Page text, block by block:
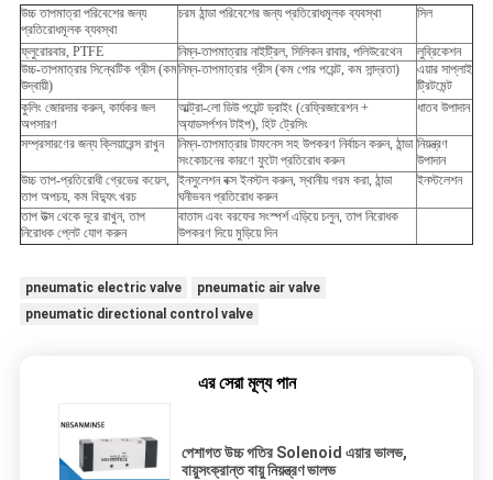
উচ্চ তাপমাত্রা পরিবেশের জন্য
প্রতিরোধমূলক ব্যবস্থা
চরম ঠান্ডা পরিবেশের জন্য প্রতিরোধমূলক ব্যবস্থা সিল
ফ্লুরোরবার, PTFE নিম্ন-তাপমাত্রার নাইট্রিল, সিলিকন রাবার, পলিউরেথেন
লুব্রিকেশন
উচ্চ-তাপমাত্রার সিন্থেটিক গ্রীস (কম
উদ্বায়ী)
নিম্ন-তাপমাত্রার গ্রীস (কম পোর পয়েন্ট, কম সান্দ্রতা)
এয়ার সাপ্লাই
ট্রিটমেন্ট
কুলিং জোরদার করুন, কার্যকর জল
অপসারণ
আল্ট্রা-লো ডিউ পয়েন্ট ড্রাইং (রেফ্রিজারেশন +
অ্যাডসর্পশন টাইপ), হিট ট্রেসিং
ধাতব উপাদান
সম্প্রসারণের জন্য ক্লিয়ারেন্স রাখুন
নিম্ন-তাপমাত্রার টাফনেস সহ উপকরণ নির্বাচন করুন, ঠান্ডা
সংকোচনের কারণে ফুটো প্রতিরোধ করুন
নিয়ন্ত্রণ
উপাদান
উচ্চ তাপ-প্রতিরোধী গ্রেডের কয়েল,
তাপ অপচয়, কম বিদ্যুৎ খরচ
ইনসুলেশন বক্স ইনস্টল করুন, স্থানীয় গরম করা, ঠান্ডা
ঘনীভবন প্রতিরোধ করুন
ইনস্টলেশন
তাপ উত্স থেকে দূরে রাখুন, তাপ
নিরোধক প্লেট যোগ করুন
বাতাস এবং বরফের সংস্পর্শ এড়িয়ে চলুন, তাপ নিরোধক
উপকরণ দিয়ে মুড়িয়ে দিন
pneumatic electric valve
pneumatic air valve
pneumatic directional control valve
এর সেরা মূল্য পান
পেশাগত উচ্চ গতির Solenoid এয়ার ভালভ,
বায়ুসংক্রান্ত বায়ু নিয়ন্ত্রণ ভালভ